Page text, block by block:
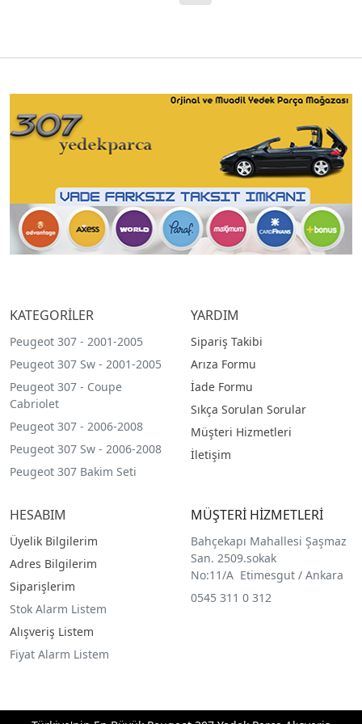
KATEGORİLER
Peugeot 307 - 2001-2005
Peugeot 307 Sw - 2001-2005
Peugeot 307 - Coupe
Cabriolet
Peugeot 307 - 2006-2008
Peugeot 307 Sw - 2006-2008
Peugeot 307 Bakim Seti
YARDIM
Sipariş Takibi
Arıza Formu
İade Formu
Sıkça Sorulan Sorular
Müşteri Hizmetleri
İletişim
HESABIM
Üyelik Bilgilerim
Adres Bilgilerim
Siparişlerim
Stok Alarm Listem
Alışveriş Listem
Fiyat Alarm Listem
MÜŞTERİ HİZMETLERİ
Bahçekapı Mahallesi Şaşmaz
San. 2509.sokak
No:11/A Etimesgut / Ankara
0545 311 0 312